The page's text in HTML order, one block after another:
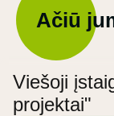
Ačiū
Viešoji
projektai"